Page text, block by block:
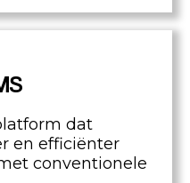
dat
en efficiënter
conventionele